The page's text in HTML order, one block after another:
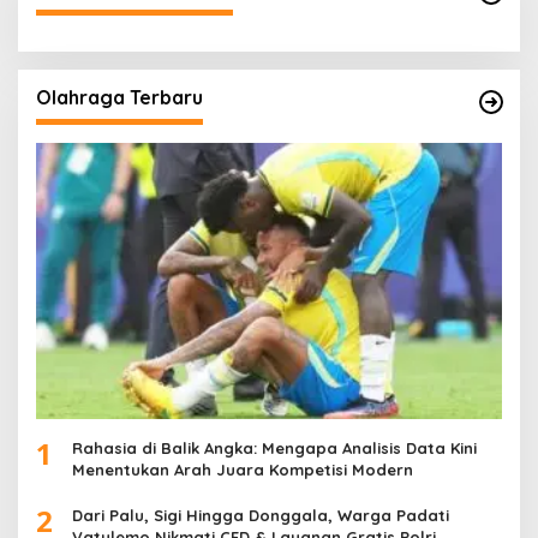
Olahraga Terbaru
1
Rahasia di Balik Angka: Mengapa Analisis Data Kini
Menentukan Arah Juara Kompetisi Modern
2
Dari Palu, Sigi Hingga Donggala, Warga Padati